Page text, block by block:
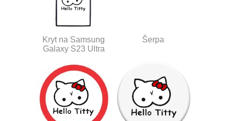
Kryt na Samsung
Galaxy S23 Ultra
Šerpa